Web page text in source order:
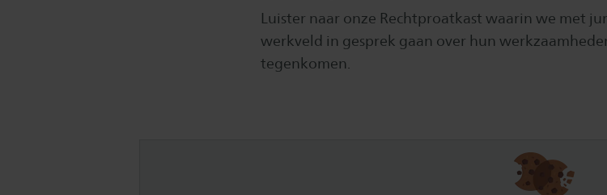
Luister naar onze Rechtproatkast waarin we met
werkveld in gesprek gaan over hun
tegenkomen.